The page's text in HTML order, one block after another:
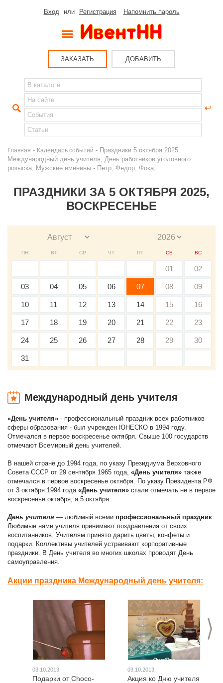
Вход или Регистрация Напомнить пароль
ЗАКАЗАТЬ ДОБАВИТЬ
Главная - Календарь событий - Праздники 5 октября 2025:
Международный день учителя; День работников уголовного
розыска; Мужские именины - Петр, Федор, Фока;
ПРАЗДНИКИ ЗА 5 ОКТЯБРЯ 2025,
ВОСКРЕСЕНЬЕ
ПН ВТ СР ЧТ ПТ СБ ВС
01 02
03 04 05 06 07 08 09
10 11 12 13 14 15 16
17 18 19 20 21 22 23
24 25 26 27 28 29 30
31
Международный день учителя
«День учителя» - профессиональный праздник всех работников
сферы образования - был учрежден ЮНЕСКО в 1994 году.
Отмечался в первое воскресенье октября. Свыше 100 государств
отмечают Всемирный день учителей.
В нашей стране до 1994 года, по указу Президиума Верховного
Совета СССР от 29 сентября 1965 года, «День учителя» также
отмечался в первое воскресенье октября. По указу Президента РФ
от 3 октября 1994 года «День учителя» стали отмечать не в первое
воскресенье октября, а 5 октября.
День учителя — любимый всеми профессиональный праздник.
Любимые нами учителя принимают поздравления от своих
воспитанников. Учителям принято дарить цветы, конфеты и
подарки. Коллективы учителей устраивают корпоративные
праздники. В День учителя во многих школах проводят День
самоуправления.
Акции праздника Международный день учителя:
>
03.10.2013
Подарки от Choco-
03.10.2013
Акция ко Дню учителя